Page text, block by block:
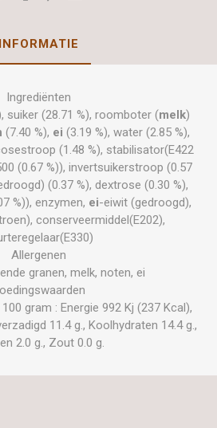
INFORMATIE
Ingrediënten
suiker (28.71 %), roomboter (melk)
(7.40 %), ei (3.19 %), water (2.85 %),
(1.48 %), stabilisator(E422
(0.67 %)), invertsuikerstroop (0.57
(0.37 %), dextrose (0.30 %),
%)), enzymen, ei-eiwit (gedroogd),
conserveermiddel(E202),
Allergenen
granen, melk, noten, ei
gram : Energie 992 Kj (237 Kcal),
11.4 g., Koolhydraten 14.4 g.,
2.0 g., Zout 0.0 g.